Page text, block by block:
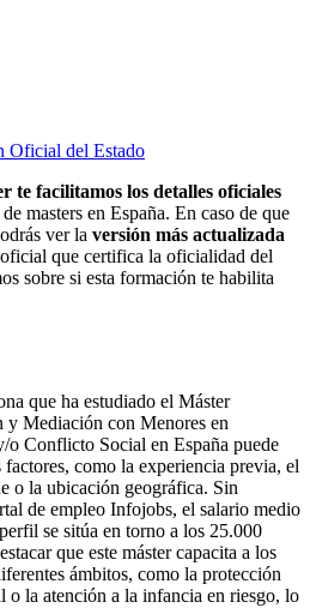
Oficial del Estado
te facilitamos los detalles oficiales
masters en España. En caso de que
ver la versión más actualizada
que certifica la oficialidad del
sobre si esta formación te habilita
que ha estudiado el Máster
Mediación con Menores en
o Conflicto Social en España puede
como la experiencia previa, el
o la ubicación geográfica. Sin
de empleo Infojobs, el salario medio
se sitúa en torno a los 25.000
que este máster capacita a los
ámbitos, como la protección
o la atención a la infancia en riesgo, lo